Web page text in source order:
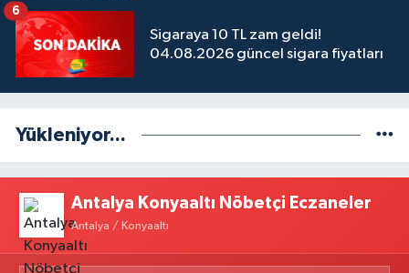
Sigaraya 10 TL zam geldi!
04.08.2026 güncel sigara fiyatları
6
Yükleniyor...
Antalya Konyaaltı Nöbetçi Eczaneler
Antalya / Konyaaltı